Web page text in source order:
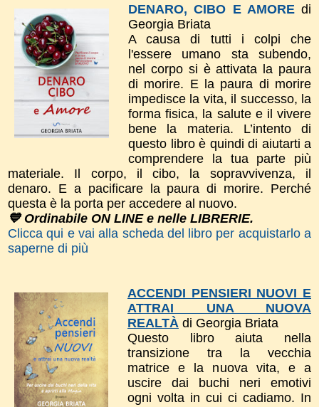
DENARO, CIBO E AMORE di
Georgia Briata
A causa di tutti i colpi che
l'essere umano sta subendo,
nel corpo si è attivata la paura
di morire. E la paura di morire
impedisce la vita, il successo, la
forma fisica, la salute e il vivere
bene la materia. L’intento di
questo libro è quindi di aiutarti a
comprendere la tua parte più
materiale. Il corpo, il cibo, la sopravvivenza, il
denaro. E a pacificare la paura di morire. Perché
questa è la porta per accedere al nuovo.
💙 Ordinabile ON LINE e nelle LIBRERIE.
Clicca qui e vai alla scheda del libro per acquistarlo a
saperne di più
ACCENDI PENSIERI NUOVI E
ATTRAI UNA NUOVA
REALTÀ di Georgia Briata
Questo libro aiuta nella
transizione tra la vecchia
matrice e la nuova vita, e a
uscire dai buchi neri emotivi
ogni volta in cui ci cadiamo. In